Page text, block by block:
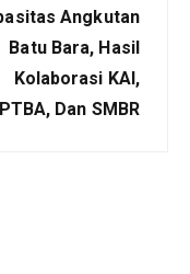
Post:
Angkutan
Batu Bara, Hasil
Kolaborasi KAI,
PTBA, Dan SMBR